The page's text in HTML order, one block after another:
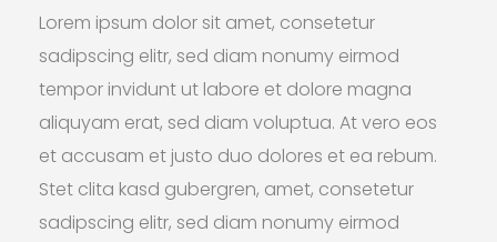
Lorem ipsum dolor sit amet, consetetur
sadipscing elitr, sed diam nonumy eirmod
tempor invidunt ut labore et dolore magna
aliquyam erat, sed diam voluptua. At vero eos
et accusam et justo duo dolores et ea rebum.
Stet clita kasd gubergren, amet, consetetur
sadipscing elitr, sed diam nonumy eirmod